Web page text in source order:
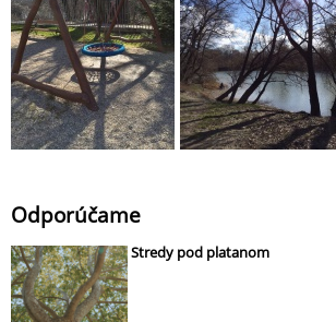
Odporúčame
Stredy pod platanom